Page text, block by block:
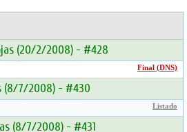
(20/2/2008) - #428
Final (DNS)
(8/7/2008) - #430
Listado
(8/7/2008) - #431